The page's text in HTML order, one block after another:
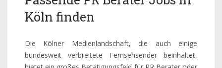
Köln finden
Die Kölner Medienlandschaft, die auch einige
bundesweit verbreitete Fernsehsender beinhaltet,